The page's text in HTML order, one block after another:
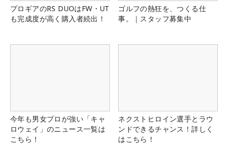
プロギアのRS DUOはFW・UT
も完成度が高く購入者続出！
ゴルフの熱狂を、つくる仕
事。｜スタッフ募集中
今年も男女プロが強い「キャ
ロウェイ」のニュース一覧は
こちら！
ネクストヒロイン選手とラウ
ンドできるチャンス！詳しく
はこちら！